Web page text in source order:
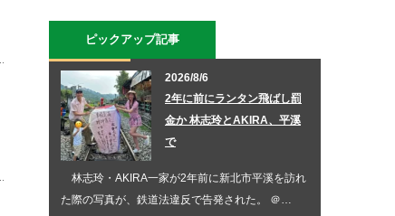
ピックアップ記事
2026/8/6
2年に前にランタン飛ばし罰
金か 林志玲とAKIRA、平溪
で
林志玲・AKIRA一家が2年前に新北市平溪を訪れ
た際の写真が、鉄道法違反で告発された。 ＠…